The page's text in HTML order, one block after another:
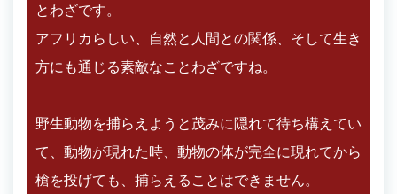
とわざです。
アフリカらしい、自然と人間との関係、そして生き
方にも通じる素敵なことわざですね。
野生動物を捕らえようと茂みに隠れて待ち構えてい
て、動物が現れた時、動物の体が完全に現れてから
槍を投げても、捕らえることはできません。